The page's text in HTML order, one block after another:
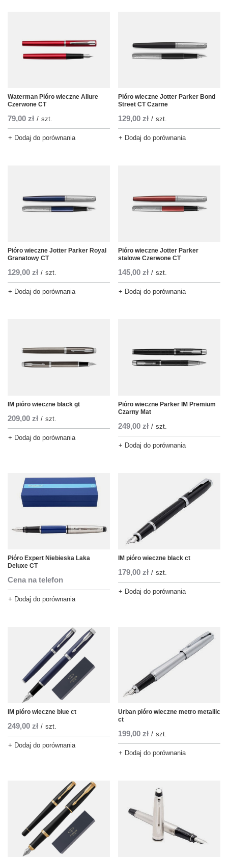
Waterman Pióro wieczne Allure
Czerwone CT
79,00 zł / szt.
+ Dodaj do porównania
Pióro wieczne Jotter Parker Bond
Street CT Czarne
129,00 zł / szt.
+ Dodaj do porównania
Pióro wieczne Jotter Parker Royal
Granatowy CT
129,00 zł / szt.
+ Dodaj do porównania
Pióro wieczne Jotter Parker
stalowe Czerwone CT
145,00 zł / szt.
+ Dodaj do porównania
IM pióro wieczne black gt
209,00 zł / szt.
+ Dodaj do porównania
Pióro wieczne Parker IM Premium
Czarny Mat
249,00 zł / szt.
+ Dodaj do porównania
Pióro Expert Niebieska Laka
Deluxe CT
Cena na telefon
+ Dodaj do porównania
IM pióro wieczne black ct
179,00 zł / szt.
+ Dodaj do porównania
IM pióro wieczne blue ct
249,00 zł / szt.
+ Dodaj do porównania
Urban pióro wieczne metro metallic
ct
199,00 zł / szt.
+ Dodaj do porównania